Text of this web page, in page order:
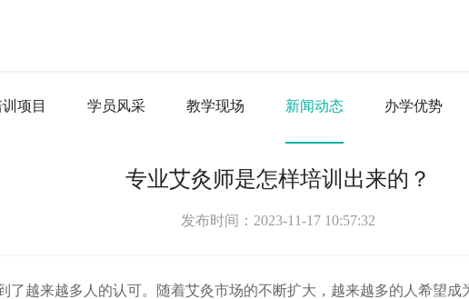
项目 学员风采 教学现场 新闻动态 办学优势
专业艾灸师是怎样培训出来的？
发布时间：2023-11-17 10:57:32
了越来越多人的认可。随着艾灸市场的不断扩大，越来越多的人希望